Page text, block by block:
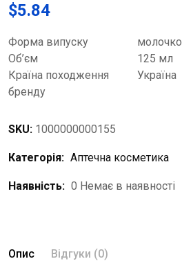
$5.84
Форма випуску
молочко
Об’єм
125 мл
Країна походження
бренду
Україна
SKU: 1000000000155
Категорія: Аптечна косметика
Наявність: 0 Немає в наявності
Опис Відгуки (0)